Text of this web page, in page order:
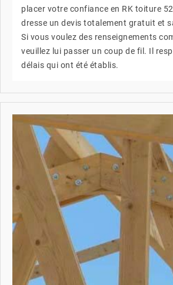
placer votre confiance en RK toiture
dresse un devis totalement gratuit et
Si vous voulez des renseignements
veuillez lui passer un coup de fil. Il
délais qui ont été établis.